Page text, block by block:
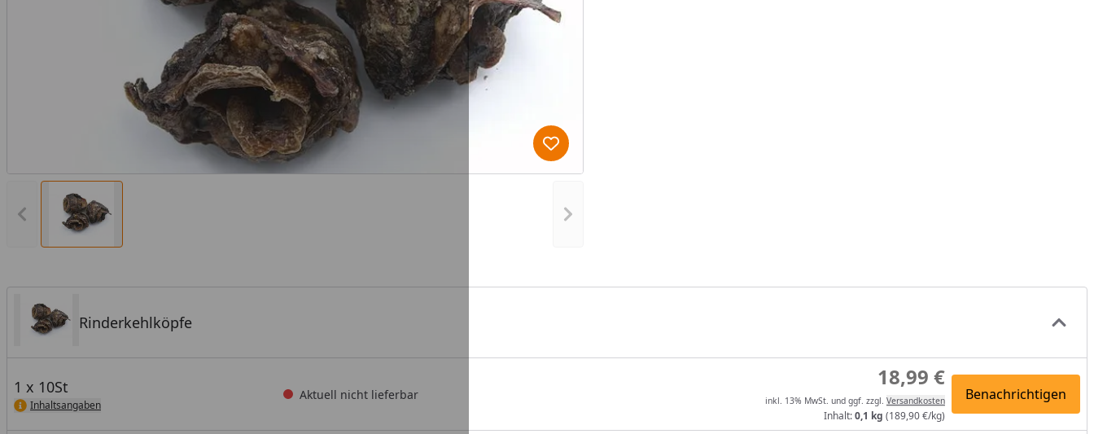
Vorheriges Bild anzeigen Nächstes Bild anzeigen
Produkt zur Wunschliste hinzufügen
Rinderkehlköpfe
1 x 10St
Inhaltsangaben
Aktuell nicht lieferbar
18,99 €
inkl. 13% MwSt. und ggf. zzgl. Versandkosten
Inhalt:0,1 kg (189,90 €/kg)
Benachrichtigen